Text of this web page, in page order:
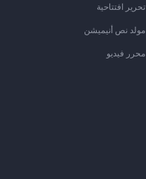
تحرير افتتاحية
مولد نص أنيميشن
محرر فيديو